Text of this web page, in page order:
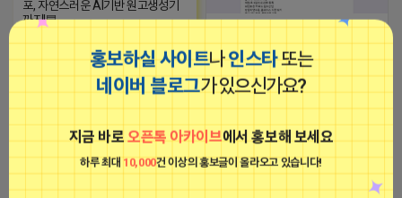
홍보하실 사이트나인스타또는
네이버 블로그가 있으신가요?
지금 바로오픈톡 아카이브에서 홍보해 보세요
하루 최대 10,000건 이상의 홍보글이 올라오고 있습니다!
포, 자연스러운 AI기반 원고생성기
까지!▤
2023-09-06 14:23:34
용하는 용산 찐 막국수 맛집 10년
넘게 한결같은 맛집인 꿈꾸는메밀
체험단 모집합니다 ※체험메뉴※
자유이용권 4만원 ※모집인원※ 5
팀 ※모집기간※ 4월 22일 수요일
하신분만 신청해주세요* ※체험단
발표※ 4월 22일 수요일 ※체험가
능요일※ 월요일 ~ 금요일 ※체험
불가요일※ 주말불가 ※작성기한※
빈털터리 제이지
비공개